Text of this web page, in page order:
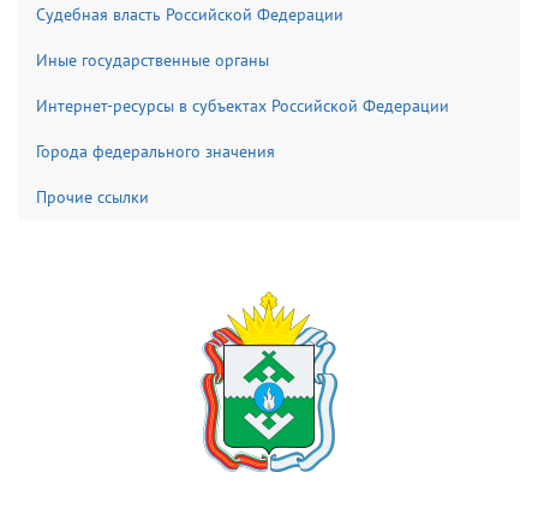
Судебная власть Российской Федерации
Иные государственные органы
Интернет-ресурсы в субъектах Российской Федерации
Города федерального значения
Прочие ссылки